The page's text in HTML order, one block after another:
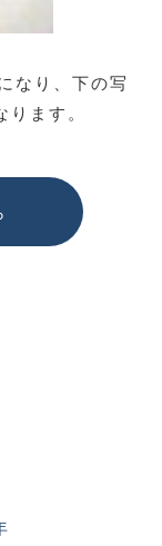
なり、下の写
ます。